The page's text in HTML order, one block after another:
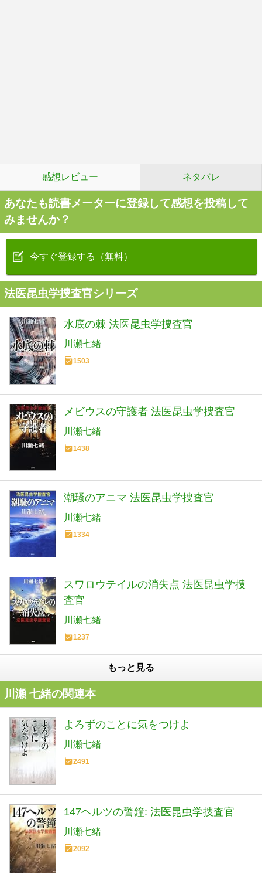
感想レビュー ネタバレ
あなたも読書メーターに登録して感想を投稿して
みませんか？
今すぐ登録する（無料）
法医昆虫学捜査官シリーズ
水底の棘 法医昆虫学捜査官
川瀬七緒
1503
メビウスの守護者 法医昆虫学捜査官
川瀬七緒
1438
潮騒のアニマ 法医昆虫学捜査官
川瀬七緒
1334
スワロウテイルの消失点 法医昆虫学捜
査官
川瀬七緒
1237
もっと見る
川瀬 七緒の関連本
よろずのことに気をつけよ
川瀬七緒
2491
147ヘルツの警鐘: 法医昆虫学捜査官
川瀬七緒
2092